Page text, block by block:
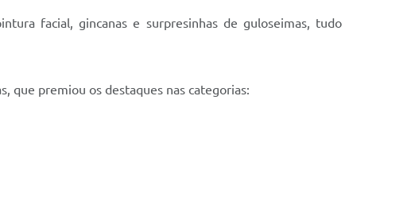
facial, gincanas e surpresinhas de guloseimas, tudo
que premiou os destaques nas categorias: